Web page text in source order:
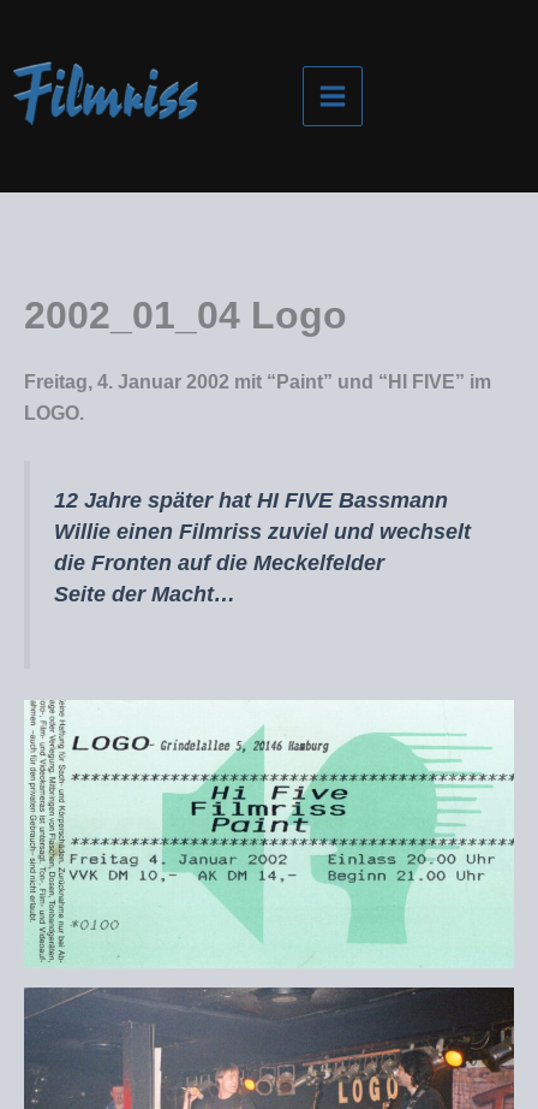
springen
2002_01_04 Logo
Freitag, 4. Januar 2002 mit “Paint” und “HI FIVE” im
LOGO.
12 Jahre später hat HI FIVE Bassmann
Willie einen Filmriss zuviel und wechselt
die Fronten auf die Meckelfelder
Seite der Macht…